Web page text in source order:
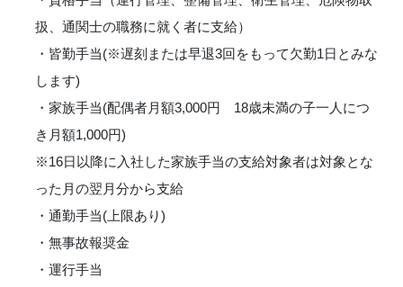
扱、通関士の職務に就く者に支給）
・皆勤手当(※遅刻または早退3回をもって欠勤1日とみな
します)
・家族手当(配偶者月額3,000円 18歳未満の子一人につ
き月額1,000円)
※16日以降に入社した家族手当の支給対象者は対象とな
った月の翌月分から支給
・通勤手当(上限あり)
・無事故報奨金
・運行手当